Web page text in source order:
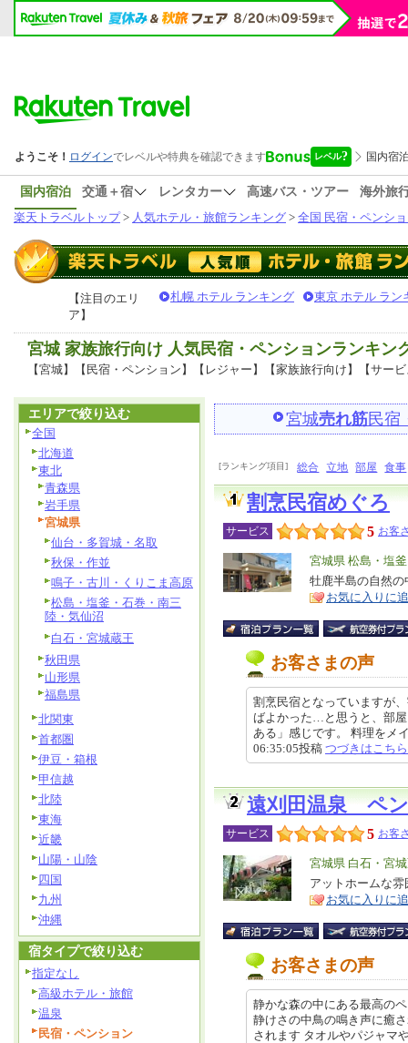
国内宿泊 交通＋宿 レンタカー 高速バス・ツアー
海外旅
楽天トラベルトップ> 人気ホテル・旅館ランキング > 全国 民宿・ペンシ
【注目のエリ
ア】
札幌 ホテル ランキング 東京 ホテル ラン
宮城 家族旅行向け 人気民宿・ペンションランキン
【宮城】【民宿・ペンション】【レジャー】【家族旅行向け】【サー
宮城売れ筋民宿
[ランキング項目] 総合 立地 部屋 食事
割烹民宿めぐろ
サービス 5 お客
エ
リ
ア
宮城県 松島・塩
特
徴
牡鹿半島の自然
お気に入りに
お客さまの声
割烹民宿となっていますが
ばよかった…と思うと、部
ある」感じです。 料理を
06:35:05投稿 つづきはこちら
遠刈田温泉 ペ
サービス 5 お客
エ
リ
ア
宮城県 白石・宮
特
徴
アットホームな
お気に入りに
お客さまの声
静かな森の中にある最高の
静けさの中鳥の鳴き声に癒
されます タオルやパジャ
エリアで絞り込む
全国
北海道
東北
青森県
岩手県
宮城県
仙台・多賀城・名取
秋保・作並
鳴子・古川・くりこま高原
松島・塩釜・石巻・南三
陸・気仙沼
白石・宮城蔵王
秋田県
山形県
福島県
北関東
首都圏
伊豆・箱根
甲信越
北陸
東海
近畿
山陽・山陰
四国
九州
沖縄
宿タイプで絞り込む
指定なし
高級ホテル・旅館
温泉
民宿・ペンション